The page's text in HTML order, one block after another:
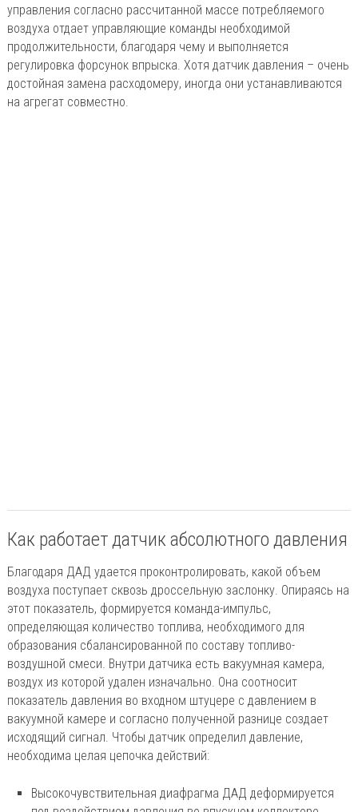
управления согласно рассчитанной массе потребляемого
воздуха отдает управляющие команды необходимой
продолжительности, благодаря чему и выполняется
регулировка форсунок впрыска. Хотя датчик давления – очень
достойная замена расходомеру, иногда они устанавливаются
на агрегат совместно.
Как работает датчик абсолютного давления
Благодаря ДАД удается проконтролировать, какой объем
воздуха поступает сквозь дроссельную заслонку. Опираясь на
этот показатель, формируется команда-импульс,
определяющая количество топлива, необходимого для
образования сбалансированной по составу топливо-
воздушной смеси. Внутри датчика есть вакуумная камера,
воздух из которой удален изначально. Она соотносит
показатель давления во входном штуцере с давлением в
вакуумной камере и согласно полученной разнице создает
исходящий сигнал. Чтобы датчик определил давление,
необходима целая цепочка действий:
Высокочувствительная диафрагма ДАД деформируется